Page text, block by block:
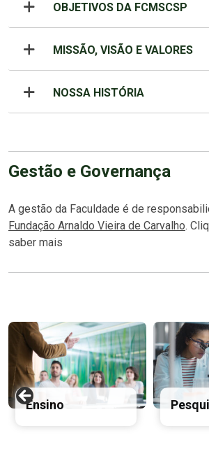
OBJETIVOS DA FCMSCSP
MISSÃO, VISÃO E VALORES
NOSSA HISTÓRIA
Gestão e Governança
A gestão da Faculdade é de
Fundação Arnaldo Vieira de Carvalho.
saber mais
Ensino